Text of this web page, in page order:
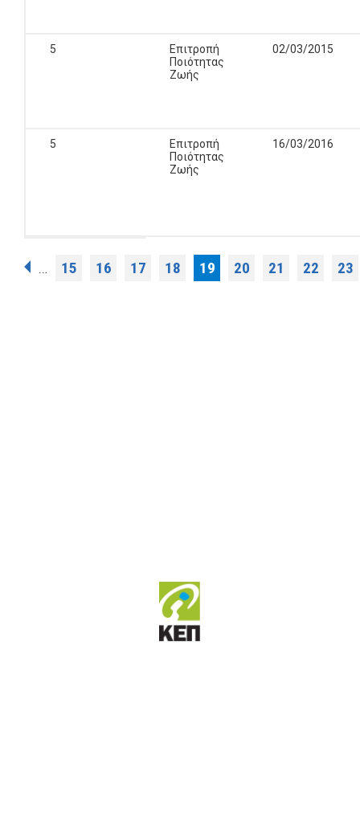
5
Επιτροπή
Ποιότητας
Ζωής
02/03/2015
5
Επιτροπή
Ποιότητας
Ζωής
16/03/2016
Σελίδες
… 15 16 17 18 19 20 21 22 23